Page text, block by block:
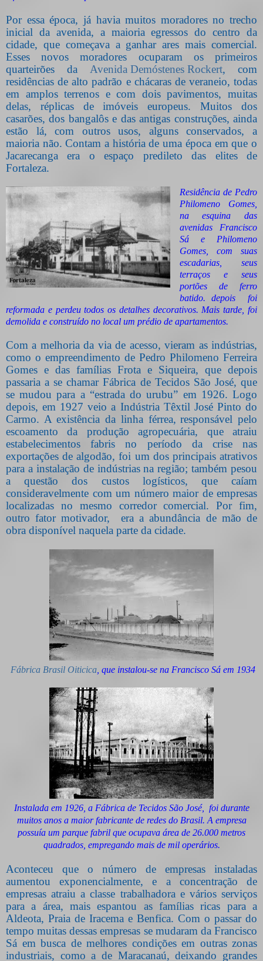
Por essa época, já havia muitos moradores no trecho
inicial da avenida, a maioria egressos do centro da
cidade, que começava a ganhar ares mais comercial.
Esses novos moradores ocuparam os primeiros
quarteirões da Avenida Demóstenes Rockert, com
residências de alto padrão e chácaras de veraneio, todas
em amplos terrenos e com dois pavimentos, muitas
delas, réplicas de imóveis europeus. Muitos dos
casarões, dos bangalôs e das antigas construções, ainda
estão lá, com outros usos, alguns conservados, a
maioria não. Contam a história de uma época em que o
Jacarecanga era o espaço predileto das elites de
Fortaleza.
Residência de Pedro
Philomeno Gomes,
na esquina das
avenidas Francisco
Sá e Philomeno
Gomes, com suas
escadarias, seus
terraços e seus
portões de ferro
batido. depois foi
reformada e perdeu todos os detalhes decorativos. Mais tarde, foi
demolida e construído no local um prédio de apartamentos.
Com a melhoria da via de acesso, vieram as indústrias,
como o empreendimento de Pedro Philomeno Ferreira
Gomes e das famílias Frota e Siqueira, que depois
passaria a se chamar Fábrica de Tecidos São José, que
se mudou para a “estrada do urubu” em 1926. Logo
depois, em 1927 veio a Indústria Têxtil José Pinto do
Carmo. A existência da linha férrea, responsável pelo
escoamento da produção agropecuária, que atraiu
estabelecimentos fabris no período da crise nas
exportações de algodão, foi um dos principais atrativos
para a instalação de indústrias na região; também pesou
a questão dos custos logísticos, que caíam
consideravelmente com um número maior de empresas
localizadas no mesmo corredor comercial. Por fim,
outro fator motivador, era a abundância de mão de
obra disponível naquela parte da cidade.
Fábrica Brasil Oiticica , que instalou-se na Francisco Sá em 1934
Instalada em 1926, a Fábrica de Tecidos São José, foi durante
muitos anos a maior fabricante de redes do Brasil. A empresa
possuía um parque fabril que ocupava área de 26.000 metros
quadrados, empregando mais de mil operários.
Aconteceu que o número de empresas instaladas
aumentou exponencialmente, e a concentração de
empresas atraiu a classe trabalhadora e vários serviços
para a área, mais espantou as famílias ricas para a
Aldeota, Praia de Iracema e Benfica. Com o passar do
tempo muitas dessas empresas se mudaram da Francisco
Sá em busca de melhores condições em outras zonas
industriais, como a de Maracanaú, deixando grandes